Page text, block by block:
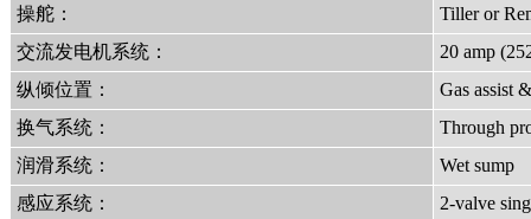
操舵：
Tiller or
交流发电机系统：
20 amp
纵倾位置：
Gas assist
换气系统：
Through
润滑系统：
Wet sump
感应系统：
2-valve